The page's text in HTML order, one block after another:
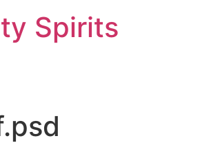
Spirits